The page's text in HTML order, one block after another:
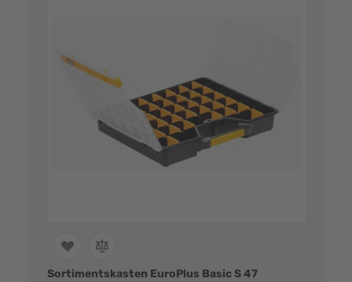
Sortimentskasten EuroPlus Basic S 47